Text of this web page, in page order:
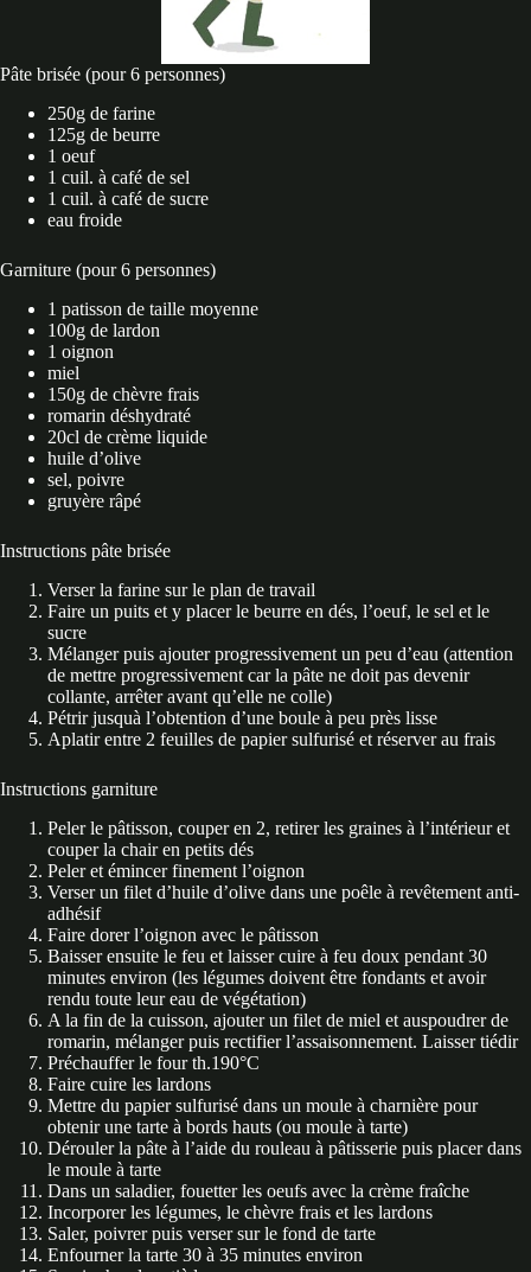
Pâte brisée (pour 6 personnes)
250g de farine
125g de beurre
1 oeuf
1 cuil. à café de sel
1 cuil. à café de sucre
eau froide
Garniture (pour 6 personnes)
1 patisson de taille moyenne
100g de lardon
1 oignon
miel
150g de chèvre frais
romarin déshydraté
20cl de crème liquide
huile d’olive
sel, poivre
gruyère râpé
Instructions pâte brisée
Verser la farine sur le plan de travail
Faire un puits et y placer le beurre en dés, l’oeuf, le sel et le
sucre
Mélanger puis ajouter progressivement un peu d’eau (attention
de mettre progressivement car la pâte ne doit pas devenir
collante, arrêter avant qu’elle ne colle)
Pétrir jusquà l’obtention d’une boule à peu près lisse
Aplatir entre 2 feuilles de papier sulfurisé et réserver au frais
Instructions garniture
Peler le pâtisson, couper en 2, retirer les graines à l’intérieur et
couper la chair en petits dés
Peler et émincer finement l’oignon
Verser un filet d’huile d’olive dans une poêle à revêtement anti-
adhésif
Faire dorer l’oignon avec le pâtisson
Baisser ensuite le feu et laisser cuire à feu doux pendant 30
minutes environ (les légumes doivent être fondants et avoir
rendu toute leur eau de végétation)
A la fin de la cuisson, ajouter un filet de miel et auspoudrer de
romarin, mélanger puis rectifier l’assaisonnement. Laisser tiédir
Préchauffer le four th.190°C
Faire cuire les lardons
Mettre du papier sulfurisé dans un moule à charnière pour
obtenir une tarte à bords hauts (ou moule à tarte)
Dérouler la pâte à l’aide du rouleau à pâtisserie puis placer dans
le moule à tarte
Dans un saladier, fouetter les oeufs avec la crème fraîche
Incorporer les légumes, le chèvre frais et les lardons
Saler, poivrer puis verser sur le fond de tarte
Enfourner la tarte 30 à 35 minutes environ